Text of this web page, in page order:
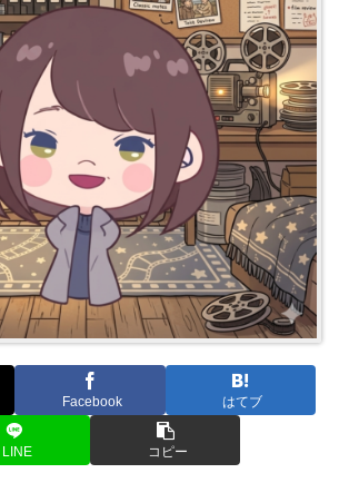
Facebook はてブ
LINE コピー